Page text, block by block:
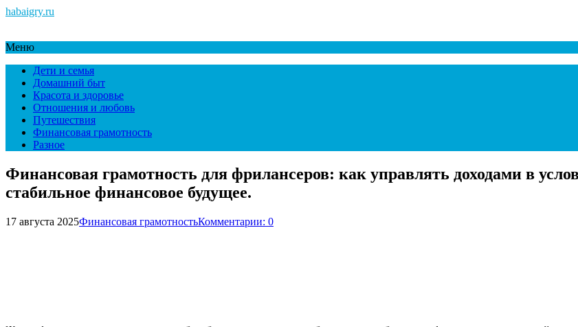
habaigry.ru
Меню
Дети и семья
Домашний быт
Красота и здоровье
Отношения и любовь
Путешествия
Финансовая грамотность
Разное
Финансовая грамотность для фрилансеров: как управлять доходами в
стабильное финансовое будущее.
17 августа 2025Финансовая грамотностьКомментарии: 0